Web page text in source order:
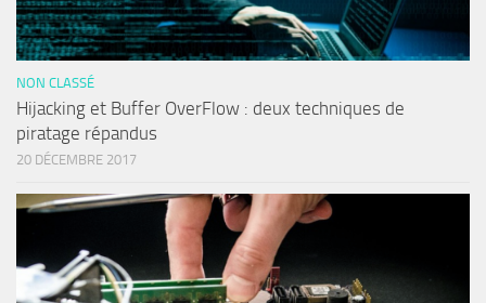
NON CLASSÉ
Hijacking et Buffer OverFlow : deux techniques de
piratage répandus
20 DÉCEMBRE 2017